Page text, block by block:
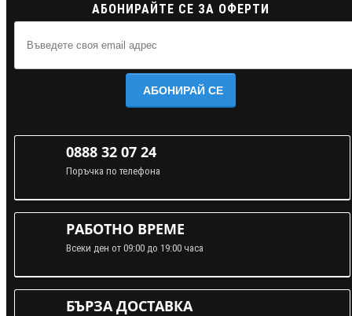
АБОНИРАЙТЕ СЕ ЗА ОФЕРТИ
АБОНИРАЙ СЕ
0888 32 07 24
Поръчка по телефона
РАБОТНО ВРЕМЕ
Всеки ден от 09:00 до 19:00 часа
БЪРЗА ДОСТАВКА